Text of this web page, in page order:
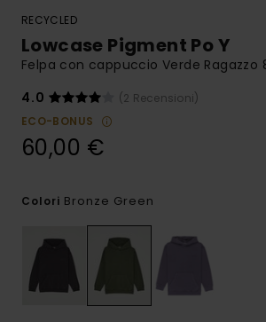
RECYCLED
Lowcase Pigment Po Y
Felpa con cappuccio Verde Ragazzo
4.0
(2 Recensioni)
ECO-BONUS
60,00 €
Colori Bronze Green